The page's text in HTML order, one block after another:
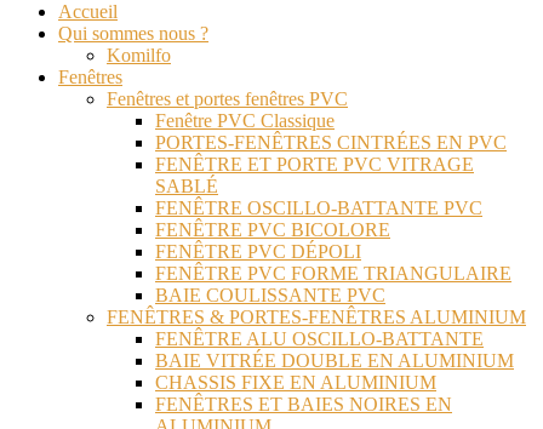
Accueil
Qui sommes nous ?
Komilfo
Fenêtres
Fenêtres et portes fenêtres PVC
Fenêtre PVC Classique
PORTES-FENÊTRES CINTRÉES EN PVC
FENÊTRE ET PORTE PVC VITRAGE
SABLÉ
FENÊTRE OSCILLO-BATTANTE PVC
FENÊTRE PVC BICOLORE
FENÊTRE PVC DÉPOLI
FENÊTRE PVC FORME TRIANGULAIRE
BAIE COULISSANTE PVC
FENÊTRES & PORTES-FENÊTRES ALUMINIUM
FENÊTRE ALU OSCILLO-BATTANTE
BAIE VITRÉE DOUBLE EN ALUMINIUM
CHASSIS FIXE EN ALUMINIUM
FENÊTRES ET BAIES NOIRES EN